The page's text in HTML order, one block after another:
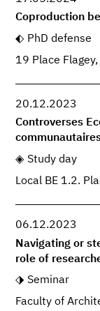
Coproduction
PhD defense
19 Place
20.12.2023
Controverses
Study day
Local BE 1.2.
06.12.2023
Navigating or
role of
Seminar
Faculty of